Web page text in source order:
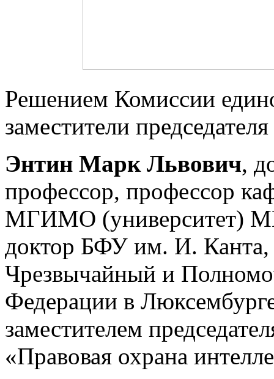
Решением Комиссии
заместители
Энтин Марк Львович,
профессор, профессор
МГИМО (университет)
доктор БФУ им. И.
Чрезвычайный и
Федерации в
заместителем
«Правовая охрана